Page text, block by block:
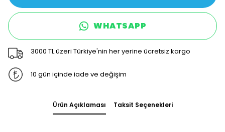
WHATSAPP
3000 TL üzeri Türkiye'nin her yerine ücretsiz kargo
10 gün içinde iade ve değişim
Ürün Açıklaması Taksit Seçenekleri